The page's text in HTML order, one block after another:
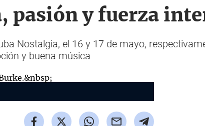
pasión y fuerza
Nostalgia, el 16 y 17 de mayo,
y buena música